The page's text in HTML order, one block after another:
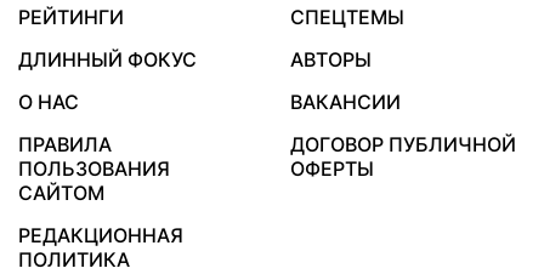
РЕЙТИНГИ
СПЕЦТЕМЫ
ДЛИННЫЙ ФОКУС
АВТОРЫ
О НАС
ВАКАНСИИ
ПРАВИЛА
ПОЛЬЗОВАНИЯ
САЙТОМ
ДОГОВОР ПУБЛИЧНОЙ
ОФЕРТЫ
РЕДАКЦИОННАЯ
ПОЛИТИКА